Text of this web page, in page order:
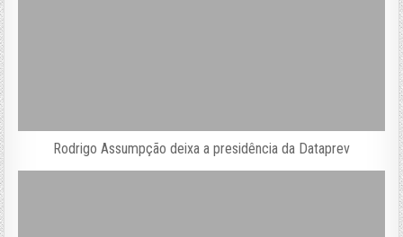
Rodrigo Assumpção deixa a presidência da Dataprev